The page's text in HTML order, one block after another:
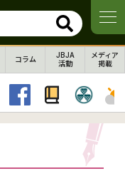
コラム
JBJA
活動
メディア
掲載